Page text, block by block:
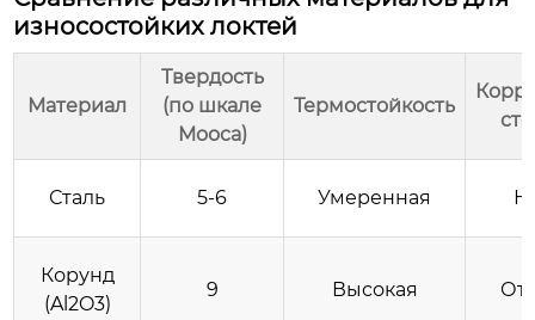
износостойких локтей
Материал
Твердость
(по шкале
Мооса)
Термостойкость
Сталь 5-6 Умеренная
Корунд
(Al2O3)
9 Высокая